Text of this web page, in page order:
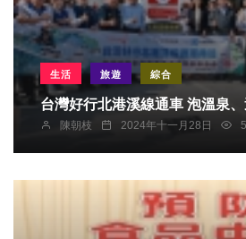
生活 旅遊 綜合
台灣好行北港溪線通車 泡溫泉
陳朝枝 2024年十一月28日